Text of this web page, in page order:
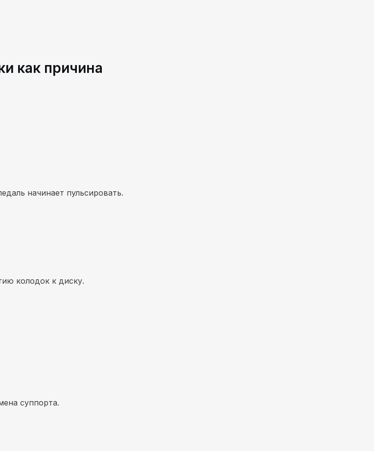
как причина
начинает пульсировать.
колодок к диску.
суппорта.